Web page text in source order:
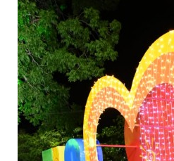
Vídeos
Webmail
Contato